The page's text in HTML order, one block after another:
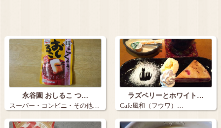
永谷園 おしるこ つ…
スーパー・コンビニ・その他…
ラズベリーとホワイト…
Cafe風和（フウワ）…